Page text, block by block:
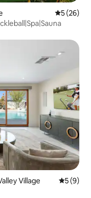
Μέση
5 (26)
Village Μέση
5 (9)